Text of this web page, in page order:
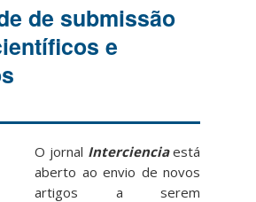
de submissão
e
O jornal Interciencia está
aberto ao envio de novos
artigos a serem